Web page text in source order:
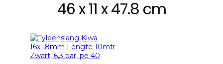
46 x 11 x 47.8 cm